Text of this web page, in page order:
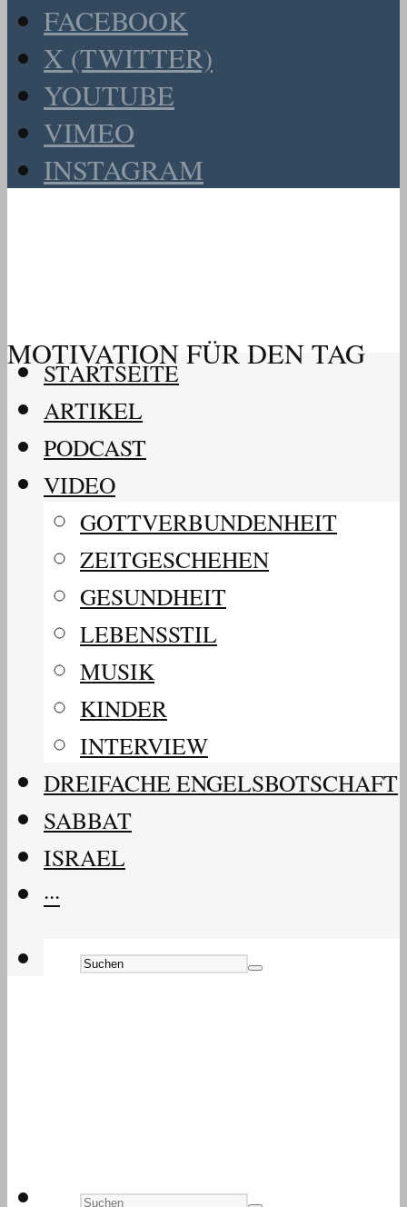
FACEBOOK
X (TWITTER)
YOUTUBE
VIMEO
INSTAGRAM
MOTIVATION FÜR DEN TAG
STARTSEITE
ARTIKEL
PODCAST
VIDEO
GOTTVERBUNDENHEIT
ZEITGESCHEHEN
GESUNDHEIT
LEBENSSTIL
MUSIK
KINDER
INTERVIEW
DREIFACHE ENGELSBOTSCHAFT
SABBAT
ISRAEL
···